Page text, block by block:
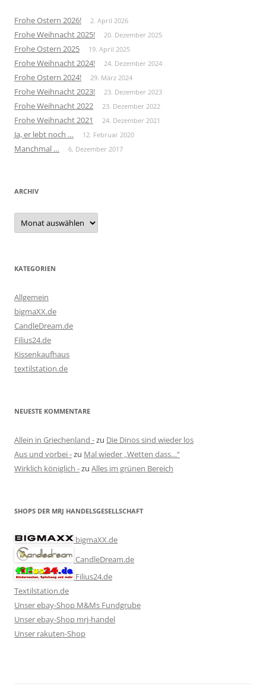
Frohe Ostern 2026! 2. April 2026
Frohe Weihnacht 2025! 20. Dezember 2025
Frohe Ostern 2025 19. April 2025
Frohe Weihnacht 2024! 24. Dezember 2024
Frohe Ostern 2024! 29. März 2024
Frohe Weihnacht 2023! 23. Dezember 2023
Frohe Weihnacht 2022 23. Dezember 2022
Frohe Weihnacht 2021 24. Dezember 2021
Ja, er lebt noch … 12. Februar 2020
Manchmal … 6. Dezember 2017
ARCHIV
Archiv
KATEGORIEN
Allgemein
bigmaXX.de
CandleDream.de
Filius24.de
Kissenkaufhaus
textilstation.de
NEUESTE KOMMENTARE
Allein in Griechenland -zu Die Dinos sind wieder los
Aus und vorbei -zu Mal wieder „Wetten dass…“
Wirklich königlich -zu Alles im grünen Bereich
SHOPS DER MRJ HANDELSGESELLSCHAFT
bigmaXX.de
CandleDream.de
Filius24.de
Textilstation.de
Unser ebay-Shop M&Ms Fundgrube
Unser ebay-Shop mrj-handel
Unser rakuten-Shop